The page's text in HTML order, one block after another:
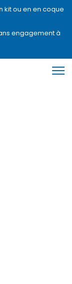
kit ou en en coque
engagement à